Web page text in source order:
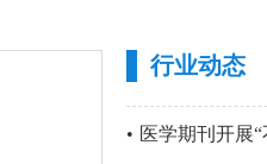
行业动态
• 医学期刊开展“不忘初心 助力